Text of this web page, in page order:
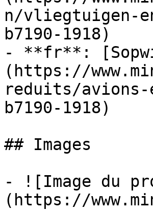
n/vliegtuigen-
b7190-1918)
- **fr**:
(https://
reduits/
b7190-1918)
## Images
- ![Image du
(https://